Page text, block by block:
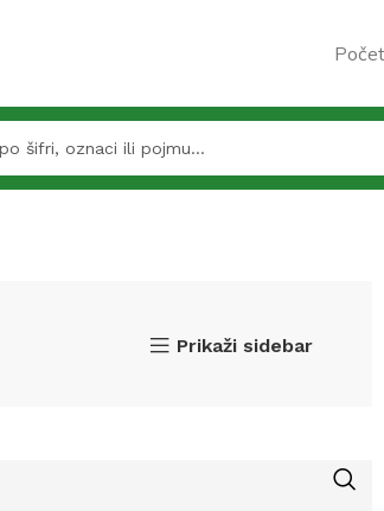
Prikaži sidebar